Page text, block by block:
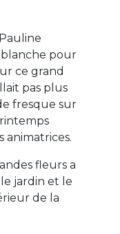
blanche pour
ce grand
pas plus
fresque sur
animatrices.
fleurs a
le jardin et le
de la